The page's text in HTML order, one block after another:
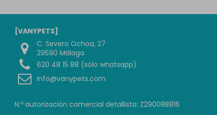
[VANYPETS]
C. Severo Ochoa, 27
29590 Málaga
620 48 15 88 (sólo whatsapp)
info@vanypets.com
N.º autorización comercial detallista: Z29008B816